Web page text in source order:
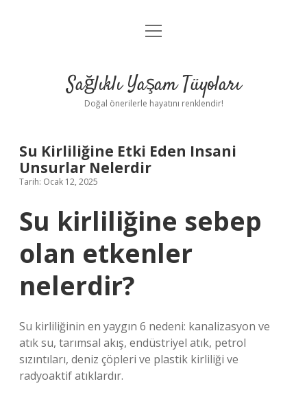
Anasayfa
Yasal Uyarı
menüyü
Sağlıklı Yaşam Tüyoları
Doğal önerilerle hayatını renklendir!
Su Kirliliğine Etki Eden Insani
Unsurlar Nelerdir
Tarih: Ocak 12, 2025
Su kirliliğine sebep
olan etkenler
nelerdir?
Su kirliliğinin en yaygın 6 nedeni: kanalizasyon ve
atık su, tarımsal akış, endüstriyel atık, petrol
sızıntıları, deniz çöpleri ve plastik kirliliği ve
radyoaktif atıklardır.